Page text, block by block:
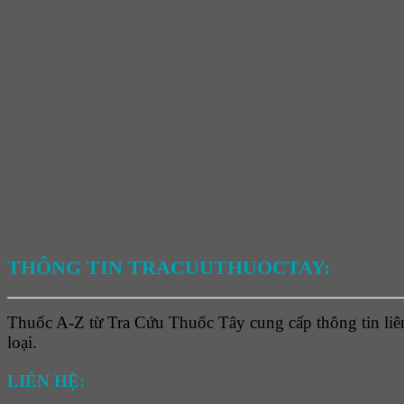
THÔNG TIN TRACUUTHUOCTAY:
Thuốc A-Z từ Tra Cứu Thuốc Tây cung cấp thông tin
loại.
LIÊN HỆ: